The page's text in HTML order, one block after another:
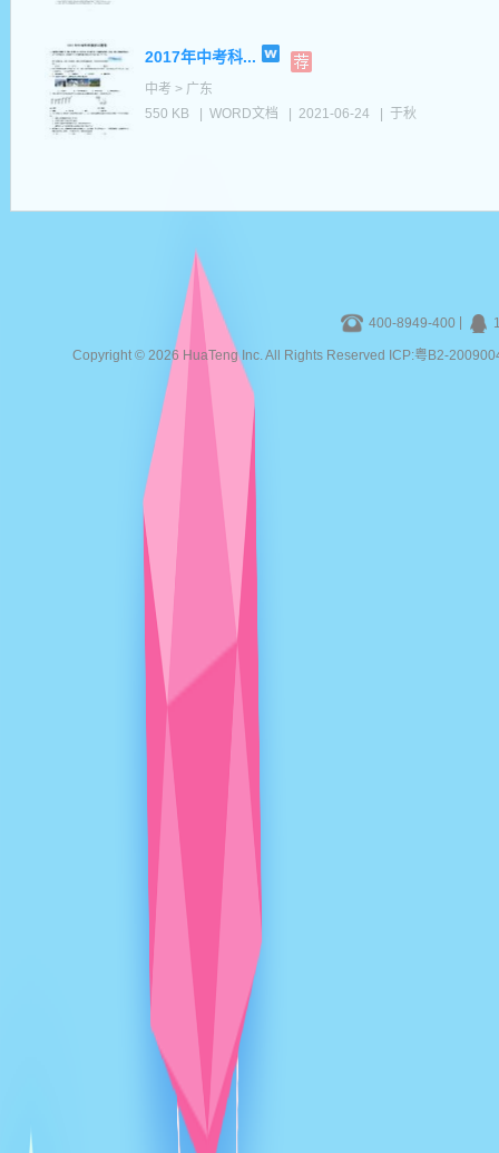
2017年中考科...
中考 > 广东
550 KB
WORD文档 2021-06-24 于秋
400-8949-400
Copyright © 2026 HuaTeng Inc. All Rights Reserved ICP:粤B2-